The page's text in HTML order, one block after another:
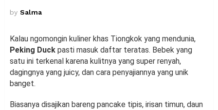
by Salma
Kalau ngomongin kuliner khas Tiongkok yang mendunia,
Peking Duck pasti masuk daftar teratas. Bebek yang
satu ini terkenal karena kulitnya yang super renyah,
dagingnya yang juicy, dan cara penyajiannya yang unik
banget.
Biasanya disajikan bareng pancake tipis, irisan timun, daun